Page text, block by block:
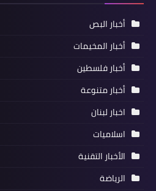
أخبار البص
أمسية تأبين للش*هيد
مخيم البص جنوبي لبنان
أخبار البص
أخبار المخيمات
أخبار فلسطين
أخبار متنوعة
اخبار لبنان
اسلاميات
الأخبار التقنية
الرياضة